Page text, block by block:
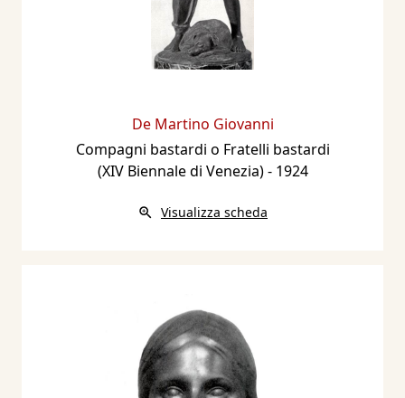
De Martino Giovanni
Compagni bastardi o Fratelli bastardi
(XIV Biennale di Venezia)- 1924
Visualizza scheda